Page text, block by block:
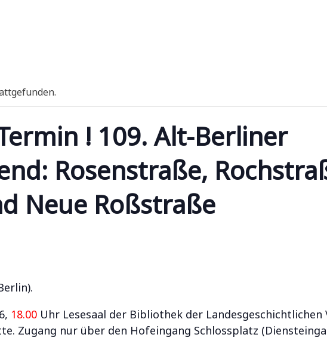
! 109. Alt-Berliner
Rosenstraße,
Neue Roßstraße
18.00 Uhr Lesesaal der Bibliothek der
Zugang nur über den Hofeingang Schlossplatz